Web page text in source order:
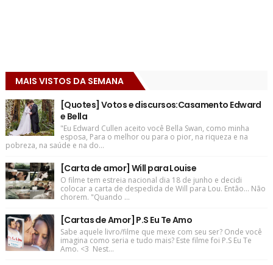
MAIS VISTOS DA SEMANA
[Quotes] Votos e discursos:Casamento Edward
e Bella
"Eu Edward Cullen aceito você Bella Swan, como minha
esposa, Para o melhor ou para o pior, na riqueza e na
pobreza, na saúde e na do...
[Carta de amor] Will para Louise
O filme tem estreia nacional dia 18 de junho e decidi
colocar a carta de despedida de Will para Lou. Então... Não
chorem. "Quando ...
[Cartas de Amor] P.S Eu Te Amo
Sabe aquele livro/filme que mexe com seu ser? Onde você
imagina como seria e tudo mais? Este filme foi P.S Eu Te
Amo. <3 Nest...